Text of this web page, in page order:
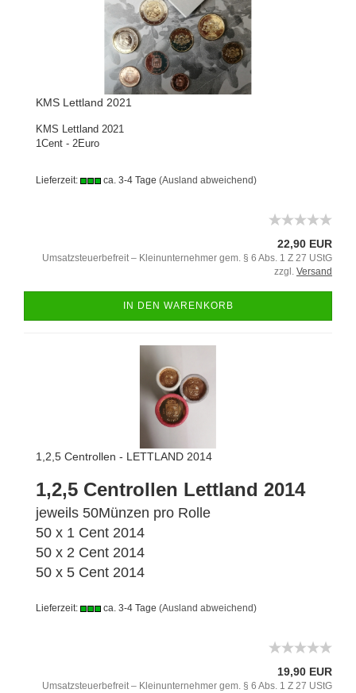
KMS Lettland 2021
KMS Lettland 2021
1Cent - 2Euro
Lieferzeit: ca. 3-4 Tage (Ausland abweichend)
22,90 EUR
Umsatzsteuerbefreit – Kleinunternehmer gem. § 6 Abs. 1 Z 27 UStG
zzgl. Versand
IN DEN WARENKORB
1,2,5 Centrollen - LETTLAND 2014
1,2,5 Centrollen Lettland 2014
jeweils 50Münzen pro Rolle
50 x 1 Cent 2014
50 x 2 Cent 2014
50 x 5 Cent 2014
Lieferzeit: ca. 3-4 Tage (Ausland abweichend)
19,90 EUR
Umsatzsteuerbefreit – Kleinunternehmer gem. § 6 Abs. 1 Z 27 UStG